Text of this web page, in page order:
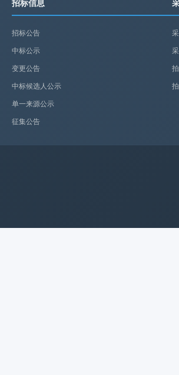
招标信息
招标公告
中标公示
变更公告
中标候选人公示
单一来源公示
征集公告